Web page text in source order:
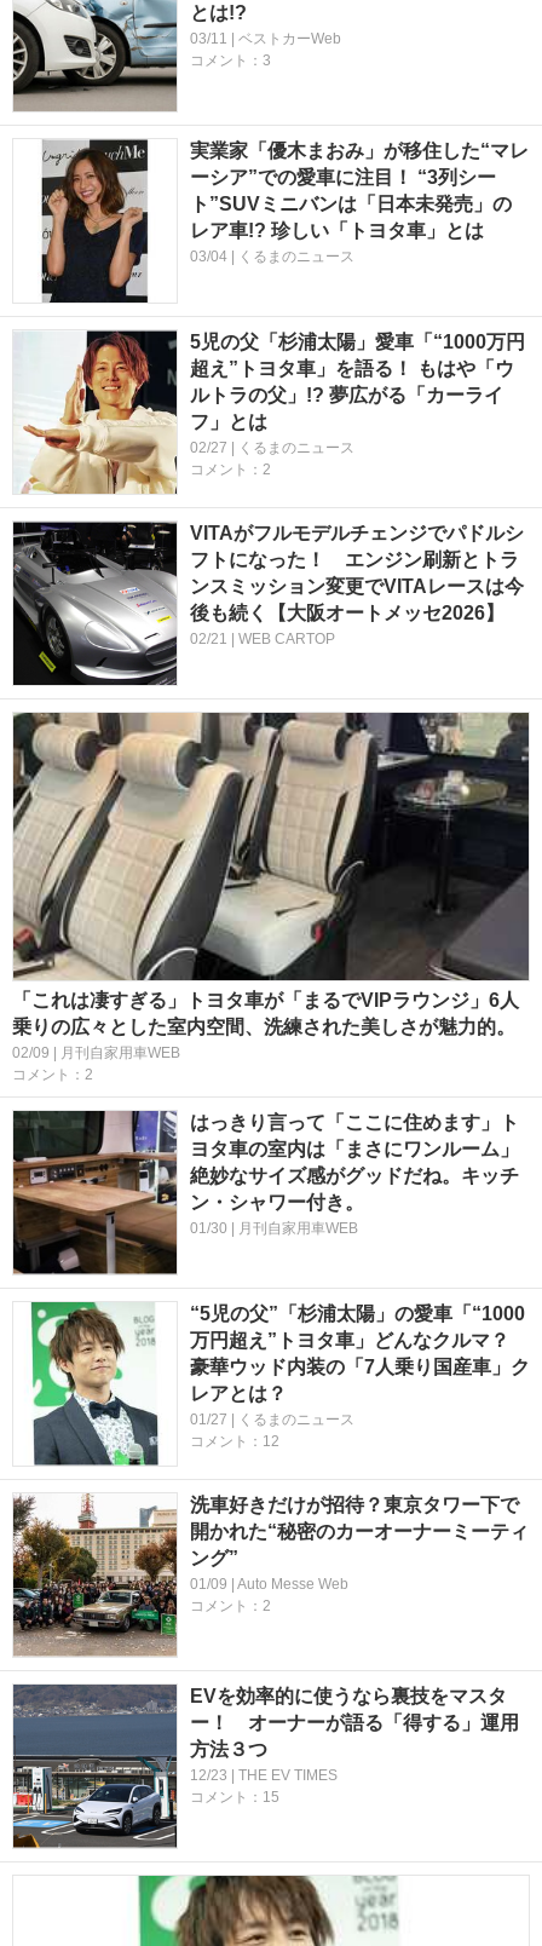
とは!?
03/11 | ベストカーWeb
コメント：3
実業家「優木まおみ」が移住した“マレ
ーシア”での愛車に注目！ “3列シー
ト”SUVミニバンは「日本未発売」の
レア車!? 珍しい「トヨタ車」とは
03/04 | くるまのニュース
5児の父「杉浦太陽」愛車「“1000万円
超え”トヨタ車」を語る！ もはや「ウ
ルトラの父」!? 夢広がる「カーライ
フ」とは
02/27 | くるまのニュース
コメント：2
VITAがフルモデルチェンジでパドルシ
フトになった！ エンジン刷新とトラ
ンスミッション変更でVITAレースは今
後も続く【大阪オートメッセ2026】
02/21 | WEB CARTOP
「これは凄すぎる」トヨタ車が「まるでVIPラウンジ」6人
乗りの広々とした室内空間、洗練された美しさが魅力的。
02/09 | 月刊自家用車WEB
コメント：2
はっきり言って「ここに住めます」ト
ヨタ車の室内は「まさにワンルーム」
絶妙なサイズ感がグッドだね。キッチ
ン・シャワー付き。
01/30 | 月刊自家用車WEB
“5児の父”「杉浦太陽」の愛車「“1000
万円超え”トヨタ車」どんなクルマ？
豪華ウッド内装の「7人乗り国産車」ク
レアとは？
01/27 | くるまのニュース
コメント：12
洗車好きだけが招待？東京タワー下で
開かれた“秘密のカーオーナーミーティ
ング”
01/09 | Auto Messe Web
コメント：2
EVを効率的に使うなら裏技をマスタ
ー！ オーナーが語る「得する」運用
方法３つ
12/23 | THE EV TIMES
コメント：15